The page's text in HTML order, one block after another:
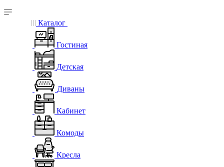
Каталог
Гостиная
Детская
Диваны
Кабинет
Комоды
Кресла